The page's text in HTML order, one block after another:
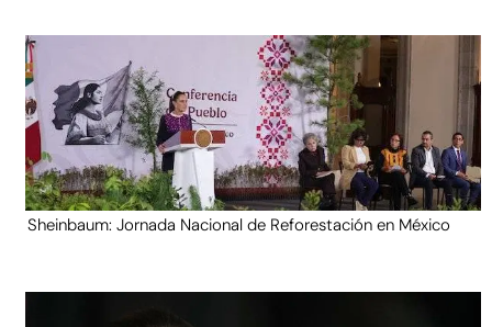
Sheinbaum: Jornada Nacional de Reforestación en México